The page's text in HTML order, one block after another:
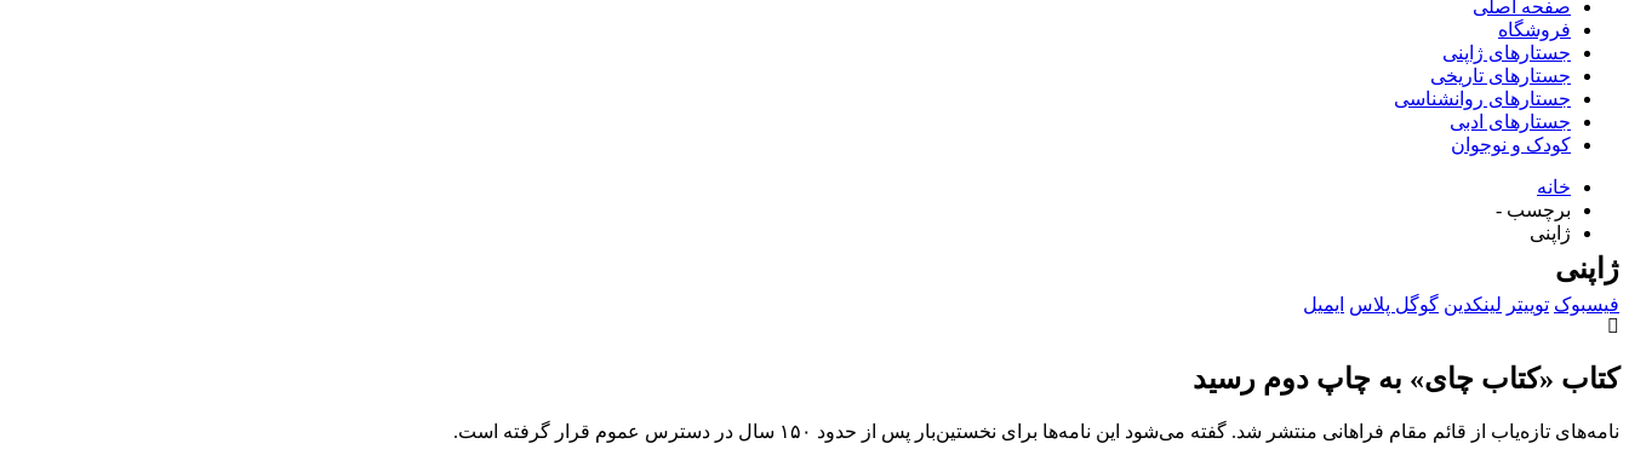
صفحه اصلی
فروشگاه
جستارهای ژاپنی
جستارهای تاریخی
جستارهای روانشناسی
جستارهای ادبی
کودک و نوجوان
خانه
برچسب -
ژاپنی
ژاپنی
فیسبوک توییتر لینکدین گوگل پلاس ایمیل
کتاب «کتاب چای» به چاپ دوم رسید
نامه‌های تازه‌یاب از قائم مقام فراهانی منتشر شد. گفته می‌شود این نامه‌ها برای نخستین‌بار پس از حدود ۱۵۰ سال در دسترس عموم قرار گرفته است.